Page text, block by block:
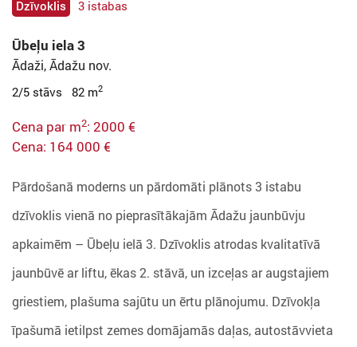
Dzīvoklis 3 istabas
Ūbeļu iela 3
Ādaži, Ādažu nov.
2/5 stāvs 82 m2
Cena par m2: 2000 €
Cena: 164 000 €
Pārdošanā moderns un pārdomāti plānots 3 istabu
dzīvoklis vienā no pieprasītākajām Ādažu jaunbūvju
apkaimēm – Ūbeļu ielā 3. Dzīvoklis atrodas kvalitatīvā
jaunbūvē ar liftu, ēkas 2. stāvā, un izceļas ar augstajiem
griestiem, plašuma sajūtu un ērtu plānojumu. Dzīvokļa
īpašumā ietilpst zemes domājamās daļas, autostāvvieta